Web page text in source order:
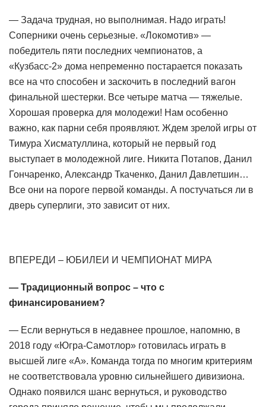
— Задача трудная, но выполнимая. Надо играть!
Соперники очень серьезные. «Локомотив» —
победитель пяти последних чемпионатов, а
«Кузбасс-2» дома непременно постарается показать
все на что способен и заскочить в последний вагон
финальной шестерки. Все четыре матча — тяжелые.
Хорошая проверка для молодежи! Нам особенно
важно, как парни себя проявляют. Ждем зрелой игры от
Тимура Хисматуллина, который не первый год
выступает в молодежной лиге. Никита Потапов, Данил
Гончаренко, Александр Ткаченко, Данил Давлетшин…
Все они на пороге первой команды. А постучаться ли в
дверь суперлиги, это зависит от них.
ВПЕРЕДИ – ЮБИЛЕИ И ЧЕМПИОНАТ МИРА
— Традиционный вопрос – что с
финансированием?
— Если вернуться в недавнее прошлое, напомню, в
2018 году «Югра-Самотлор» готовилась играть в
высшей лиге «А». Команда тогда по многим критериям
не соответствовала уровню сильнейшего дивизиона.
Однако появился шанс вернуться, и руководство